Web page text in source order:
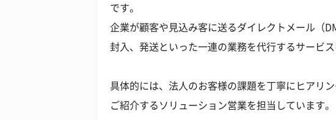
です。
企業が顧客や見込み客に送るダイレクトメール（
封入、発送といった一連の業務を代行するサービス
具体的には、法人のお客様の課題を丁寧にヒアリ
ご紹介するソリューション営業を担当しています。